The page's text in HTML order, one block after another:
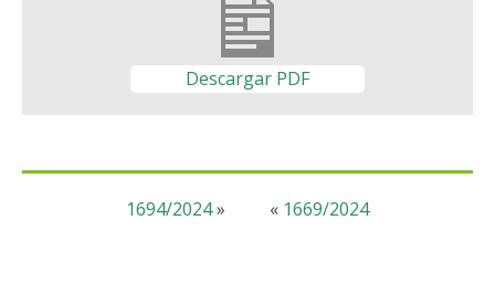
Descargar PDF
« 1669/2024
1694/2024»